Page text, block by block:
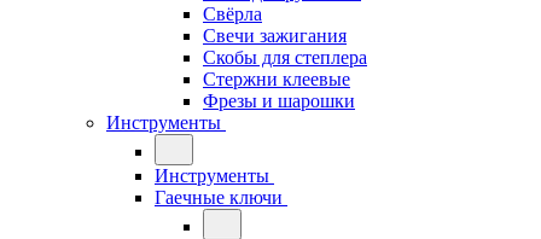
Свёрла
Свечи зажигания
Скобы для степлера
Стержни клеевые
Фрезы и шарошки
Инструменты
Инструменты
Гаечные ключи